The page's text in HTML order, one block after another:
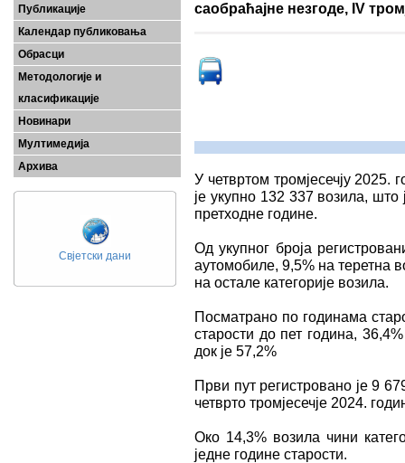
Публикације
Календар публиковања
Обрасци
Методологије и
класификације
Новинари
Мултимедија
Архива
Свјетски дани
саобраћајне незгоде, IV
У четвртом тромјесечју 2025.
је укупно 132 337 возила,
претходне године.
Од укупног броја
аутомобиле, 9,5% на теретна
на остале категорије возила.
Посматрано по годинама
старости до пет година,
док је 57,2%
Први пут регистровано је 9
четврто тромјесечје 2024.
Oко 14,3% возила чини
једне године старости.